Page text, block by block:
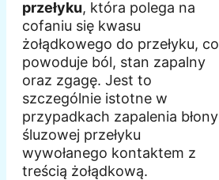
przełyku, która polega na
cofaniu się kwasu
żołądkowego do przełyku, co
powoduje ból, stan zapalny
oraz zgagę. Jest to
szczególnie istotne w
przypadkach zapalenia błony
śluzowej przełyku
wywołanego kontaktem z
treścią żołądkową.